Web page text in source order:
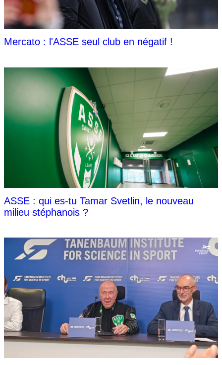
Mercato : l'ASSE seul club en négatif !
ASSE : qui es-tu Tamar Svetlin, le nouveau
milieu stéphanois ?